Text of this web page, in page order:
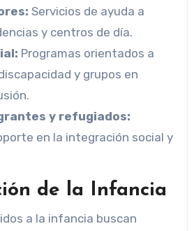
Servicios de ayuda a
y centros de día.
Programas orientados a
y grupos en
y refugiados:
en la integración social y
de la Infancia
a la infancia buscan